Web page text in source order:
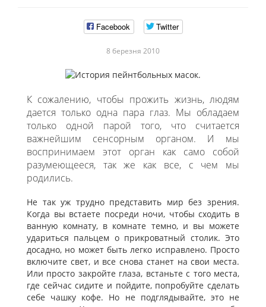
Facebook Twitter
8 березня 2010
К сожалению, чтобы прожить жизнь, людям
дается только одна пара глаз. Мы обладаем
только одной парой того, что считается
важнейшим сенсорным органом. И мы
воспринимаем этот орган как само собой
разумеющееся, так же как все, с чем мы
родились.
Не так уж трудно представить мир без зрения.
Когда вы встаете посреди ночи, чтобы сходить в
ванную комнату, в комнате темно, и вы можете
удариться пальцем о прикроватный столик. Это
досадно, но может быть легко исправлено. Просто
включите свет, и все снова станет на свои места.
Или просто закройте глаза, встаньте с того места,
где сейчас сидите и пойдите, попробуйте сделать
себе чашку кофе. Но не подглядывайте, это не